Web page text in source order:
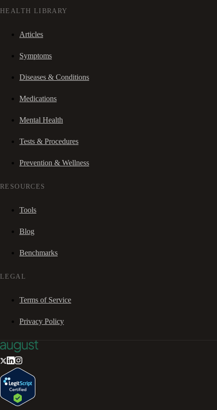
HEALTH LIBRARY
Articles
Symptoms
Diseases & Conditions
Medications
Mental Health
Tests & Procedures
Prevention & Wellness
RESOURCES
Tools
Blog
Benchmarks
LEGAL
Terms of Service
Privacy Policy